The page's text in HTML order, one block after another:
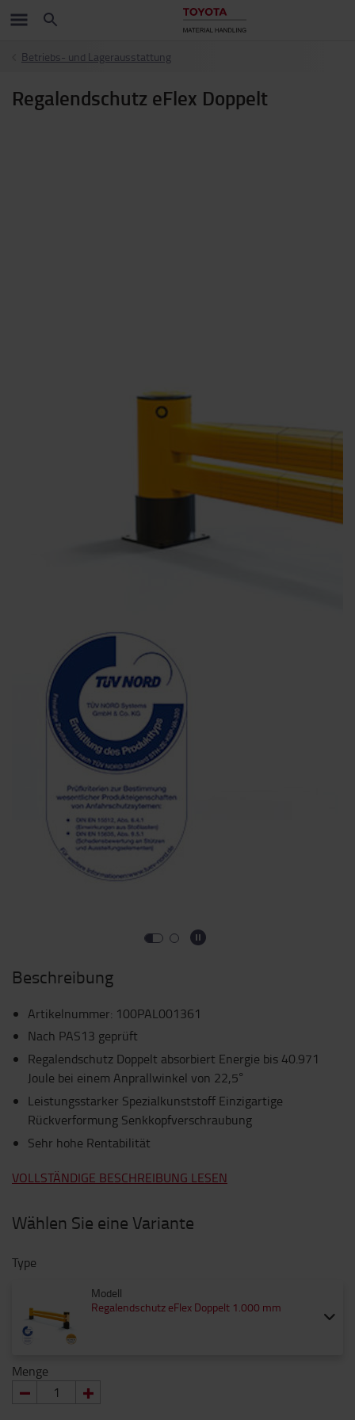
Betriebs- und Lagerausstattung
Regalendschutz eFlex Doppelt
Beschreibung
Artikelnummer: 100PAL001361
Nach PAS13 geprüft
Regalendschutz Doppelt absorbiert Energie bis 40.971
Joule bei einem Anprallwinkel von 22,5°
Leistungsstarker Spezialkunststoff Einzigartige
Rückverformung Senkkopfverschraubung
Sehr hohe Rentabilität
VOLLSTÄNDIGE BESCHREIBUNG LESEN
Wählen Sie eine Variante
Type
Modell
Regalendschutz eFlex Doppelt 1.000 mm
Menge